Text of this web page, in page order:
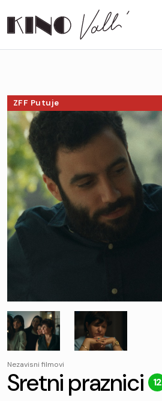
ZFF Putuje
Nezavisni filmovi
Sretni praznici 12